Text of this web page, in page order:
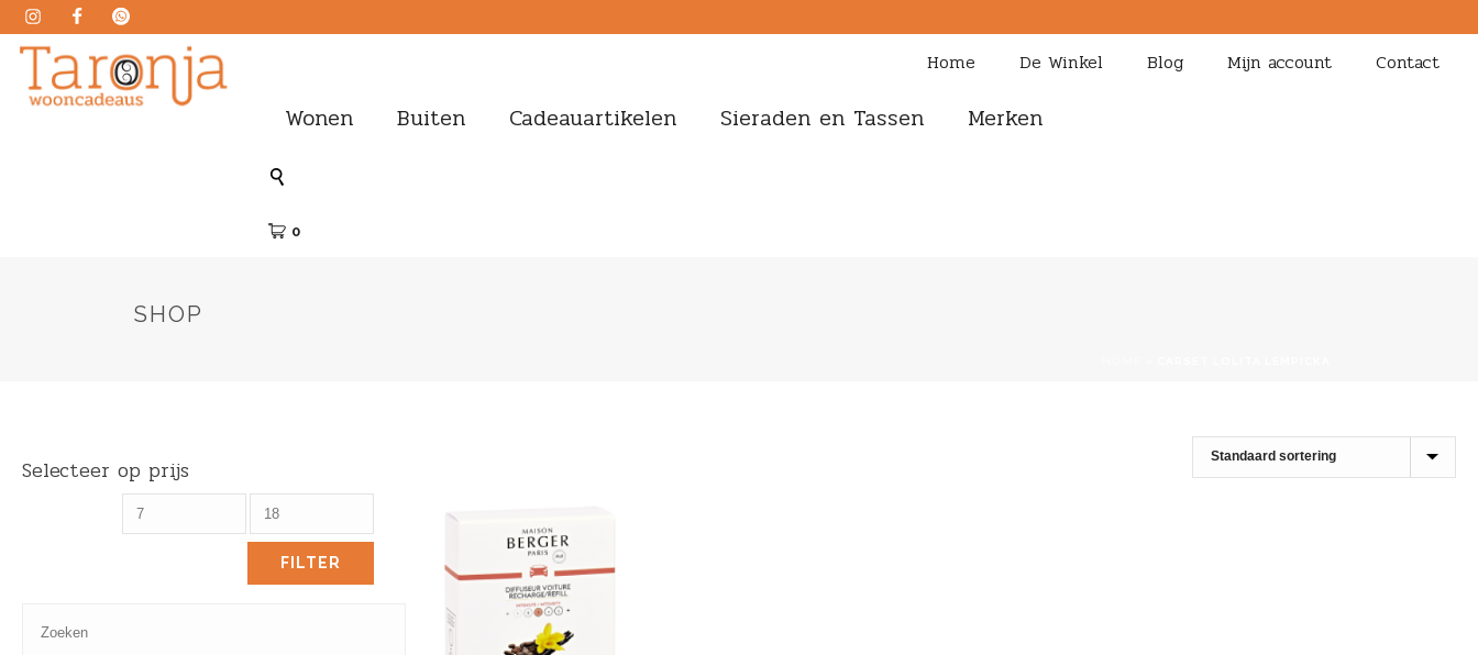
Home De Winkel Blog Mijn account Contact
Wonen Buiten Cadeauartikelen Sieraden en Tassen Merken
0
SHOP
Selecteer op prijs
FILTER